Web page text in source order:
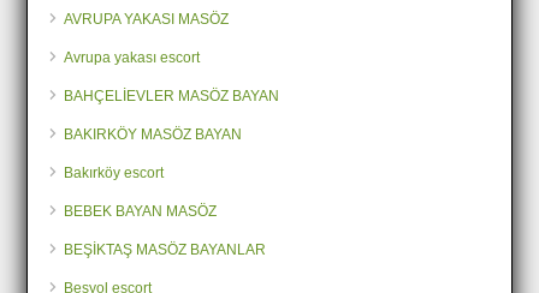
AVRUPA YAKASI MASÖZ
Avrupa yakası escort
BAHÇELİEVLER MASÖZ BAYAN
BAKIRKÖY MASÖZ BAYAN
Bakırköy escort
BEBEK BAYAN MASÖZ
BEŞİKTAŞ MASÖZ BAYANLAR
Beşyol escort